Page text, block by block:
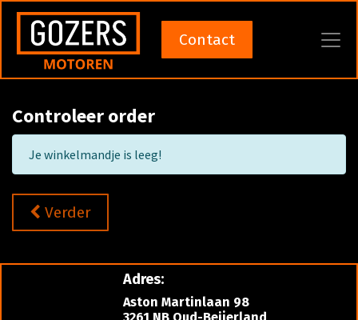
Contact
Controleer order
Je winkelmandje is leeg!
Verder
Adres:
Aston Martinlaan 98